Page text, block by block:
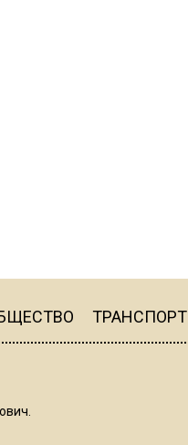
ТРАНСПОРТ